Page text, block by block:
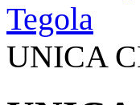
Tegola
UNICA